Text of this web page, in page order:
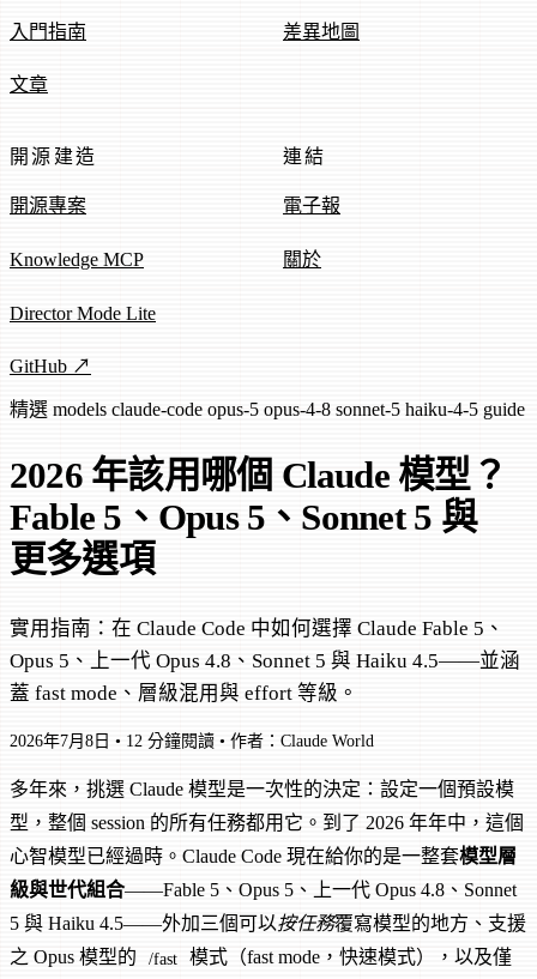
入門指南
文章
差異地圖
開源建造
開源專案
Knowledge MCP
Director Mode Lite
GitHub ↗
連結
電子報
關於
精選 models claude-code opus-5 opus-4-8 sonnet-5 haiku-4-5 guide
2026 年該用哪個 Claude 模型？
Fable 5、Opus 5、Sonnet 5 與
更多選項
實用指南：在 Claude Code 中如何選擇 Claude Fable 5、
Opus 5、上一代 Opus 4.8、Sonnet 5 與 Haiku 4.5——並涵
蓋 fast mode、層級混用與 effort 等級。
2026年7月8日 • 12 分鐘閱讀 • 作者：Claude World
多年來，挑選 Claude 模型是一次性的決定：設定一個預設模
型，整個 session 的所有任務都用它。到了 2026 年年中，這個
心智模型已經過時。Claude Code 現在給你的是一整套模型層
級與世代組合——Fable 5、Opus 5、上一代 Opus 4.8、Sonnet
5 與 Haiku 4.5——外加三個可以按任務覆寫模型的地方、支援
之 Opus 模型的
/fast
模式（fast mode，快速模式），以及僅